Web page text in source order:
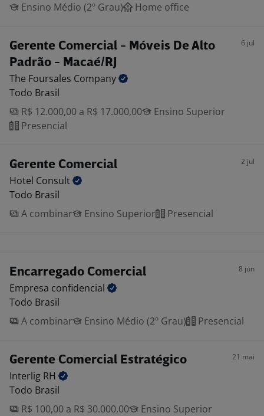
Ensino Médio (2º Grau)
Home office
Gerente Comercial - Móveis De Alto
Padrão - Macaé/RJ
6 jul
The Foursales Company
Todo Brasil
R$ 12.000,00 a R$ 17.000,00
Ensino Superior
Presencial
Gerente Comercial 2 jul
Hotel Consult
Todo Brasil
A combinar
Ensino Superior Presencial
Encarregado Comercial 8 jun
Empresa confidencial
Todo Brasil
A combinar
Ensino Médio (2º Grau) Presencial
Gerente Comercial Estratégico 21 mai
Interlig RH
Todo Brasil
R$ 100,00 a R$ 30.000,00
Ensino Superior